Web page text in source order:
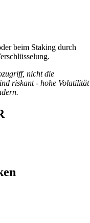
beim Staking durch
nicht die
riskant - hohe Volatilität